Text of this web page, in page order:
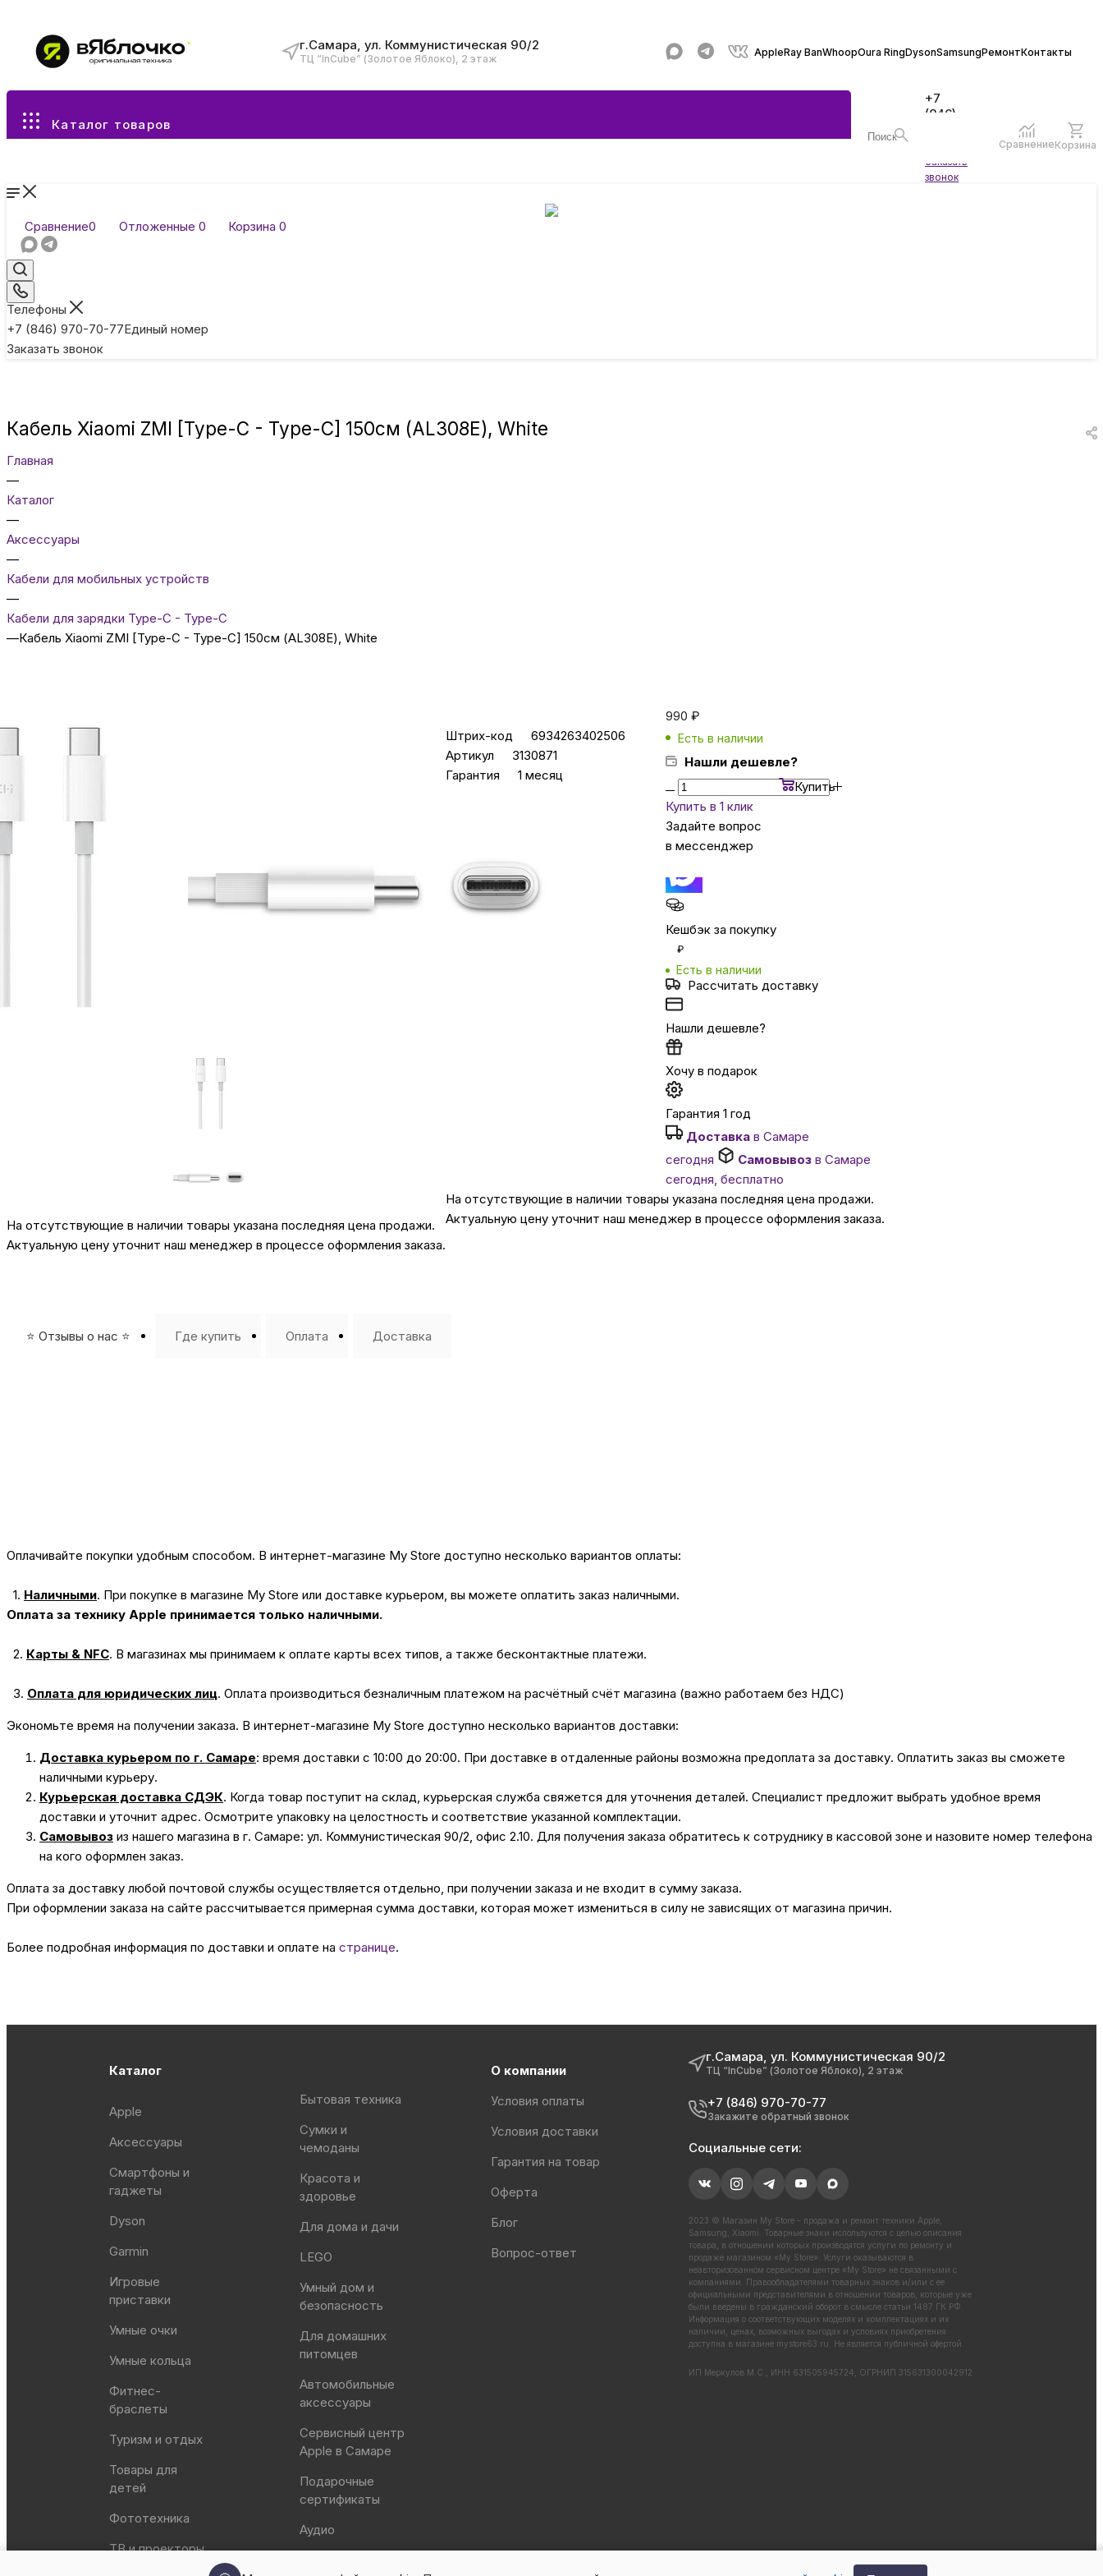
г.Самара, ул. Коммунистическая 90/2
ТЦ “InCube” (Золотое Яблоко), 2 этаж
AppleRay BanWhoopOura RingDysonSamsungРемонтКонтакты
Каталог товаров
+7
(846)
Заказать
звонок
СравнениеКорзина
Сравнение0 Отложенные 0 Корзина 0
Телефоны
+7 (846) 970-70-77Единый номер
Заказать звонок
Все разделы каталога
ТВ и проекторы
Бытовая техника
Красота и здоровье
Сумки и чемоданы
Для дома и дачи
LEGO
Для домашних питомцев
Умный дом и безопасность
Автомобильные аксессуары
Кабель Xiaomi ZMI [Type-C - Type-C] 150см (AL308E), White
Главная
—
Каталог
—
Аксессуары
—
Кабели для мобильных устройств
—
Кабели для зарядки Type-C - Type-C
—Кабель Xiaomi ZMI [Type-C - Type-C] 150см (AL308E), White
На отсутствующие в наличии товары указана последняя цена продажи.
Актуальную цену уточнит наш менеджер в процессе оформления заказа.
Штрих-код
6934263402506
Артикул
3130871
Гарантия
1 месяц
990 ₽
Есть в наличии
Нашли дешевле?
Купить
Купить в 1 клик
Задайте вопрос
в мессенджер
Кешбэк за покупку
₽
Есть в наличии
Рассчитать доставку
Нашли дешевле?
Хочу в подарок
Гарантия 1 год
Доставкав Самаре
сегодня
Самовывозв Самаре
сегодня, бесплатно
На отсутствующие в наличии товары указана последняя цена продажи.
Актуальную цену уточнит наш менеджер в процессе оформления заказа.
⭐️ Отзывы о нас ⭐️ Где купить Оплата Доставка
Оплачивайте покупки удобным способом. В интернет-магазине My Store доступно несколько вариантов оплаты:
1. Наличными. При покупке в магазине My Store или доставке курьером, вы можете оплатить заказ наличными.
Оплата за технику Apple принимается только наличными.
2. Карты & NFC. В магазинах мы принимаем к оплате карты всех типов, а также бесконтактные платежи.
3. Оплата для юридических лиц. Оплата производиться безналичным платежом на расчётный счёт магазина (важно работаем без НДС)
Экономьте время на получении заказа. В интернет-магазине My Store доступно несколько вариантов доставки:
Доставка курьером по г. Самаре: время доставки с 10:00 до 20:00. При доставке в отдаленные районы возможна предоплата за доставку. Оплатить заказ вы сможете
наличными курьеру.
Курьерская доставка СДЭК. Когда товар поступит на склад, курьерская служба свяжется для уточнения деталей. Специалист предложит выбрать удобное время
доставки и уточнит адрес. Осмотрите упаковку на целостность и соответствие указанной комплектации.
Самовывоз из нашего магазина в г. Самаре: ул. Коммунистическая 90/2, офис 2.10. Для получения заказа обратитесь к сотруднику в кассовой зоне и назовите номер телефона
на кого оформлен заказ.
Оплата за доставку любой почтовой службы осуществляется отдельно, при получении заказа и не входит в сумму заказа.
При оформлении заказа на сайте рассчитывается примерная сумма доставки, которая может измениться в силу не зависящих от магазина причин.
Более подробная информация по доставки и оплате на странице.
Каталог
Apple
Аксессуары
Смартфоны и
гаджеты
Dyson
Garmin
Игровые
приставки
Умные очки
Умные кольца
Фитнес-
браслеты
Туризм и отдых
Товары для
детей
Фототехника
ТВ и проекторы
Бытовая техника
Сумки и
чемоданы
Красота и
здоровье
Для дома и дачи
LEGO
Умный дом и
безопасность
Для домашних
питомцев
Автомобильные
аксессуары
Сервисный центр
Apple в Самаре
Подарочные
сертификаты
Аудио
О компании
Условия оплаты
Условия доставки
Гарантия на товар
Оферта
Блог
Вопрос-ответ
г.Самара, ул. Коммунистическая 90/2
ТЦ “InCube” (Золотое Яблоко), 2 этаж
+7 (846) 970-70-77
Закажите обратный звонок
Социальные сети:
2023 © Магазин My Store - продажа и ремонт техники Apple,
Samsung, Xiaomi. Товарные знаки используются с целью описания
товара, в отношении которых производятся услуги по ремонту и
продаже магазином «My Store». Услуги оказываются в
неавторизованном сервисном центре «My Store» не связанными с
компаниями. Правообладателями товарных знаков и/или с ее
официальными представителями в отношении товаров, которые уже
были введены в гражданский оборот в смысле статьи 1487 ГК РФ.
Информация о соответствующих моделях и комплектациях и их
наличии, ценах, возможных выгодах и условиях приобретения
доступна в магазине mystore63.ru . Не является публичной офертой.
ИП Меркулов М.С., ИНН 631505945724, ОГРНИП 315631300042912